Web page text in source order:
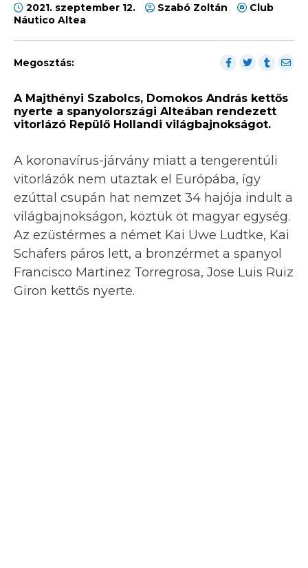
2021. szeptember 12.
Szabó Zoltán
Club
Náutico Altea
Megosztás:
A Majthényi Szabolcs, Domokos András kettős
nyerte a spanyolországi Alteában rendezett
vitorlázó Repülő Hollandi világbajnokságot.
A koronavírus-járvány miatt a tengerentúli
vitorlázók nem utaztak el Európába, így
ezúttal csupán hat nemzet 34 hajója indult a
világbajnokságon, köztük öt magyar egység.
Az ezüstérmes a német Kai Uwe Ludtke, Kai
Schäfers páros lett, a bronzérmet a spanyol
Francisco Martinez Torregrosa, Jose Luis Ruiz
Giron kettős nyerte.